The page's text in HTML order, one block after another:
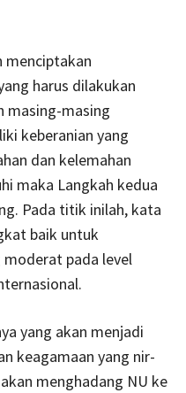
menciptakan
harus dilakukan
masing-masing
keberanian yang
dan kelemahan
maka Langkah kedua
Pada titik inilah, kata
baik untuk
pada level
yang akan menjadi
keagamaan yang nir-
menghadang NU ke